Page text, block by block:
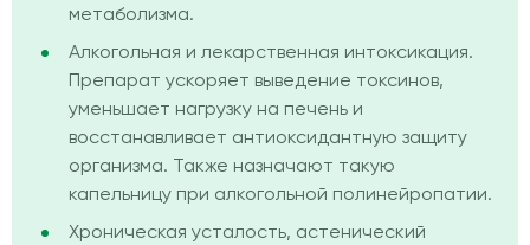
метаболизма.
Алкогольная и лекарственная интоксикация.
Препарат ускоряет выведение токсинов,
уменьшает нагрузку на печень и
восстанавливает антиоксидантную защиту
организма. Также назначают такую
капельницу при алкогольной полинейропатии.
Хроническая усталость, астенический